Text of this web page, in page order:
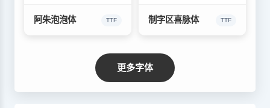
阿朱泡泡体 TTF 制字区喜脉体 TTF
更多字体